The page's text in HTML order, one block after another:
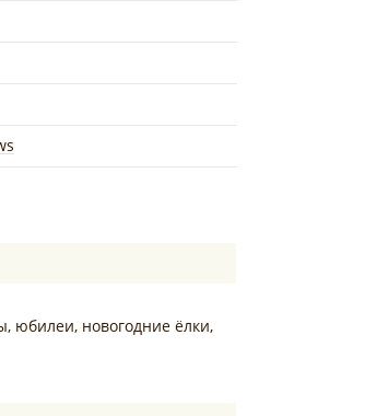
юбилеи, новогодние ёлки,